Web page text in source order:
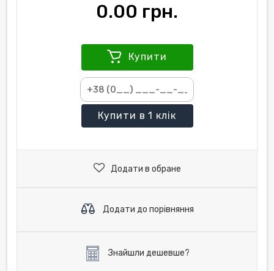
0.00 грн.
Купити
Купити в 1 клік
Додати в обране
Додати до порівняння
Знайшли дешевше?